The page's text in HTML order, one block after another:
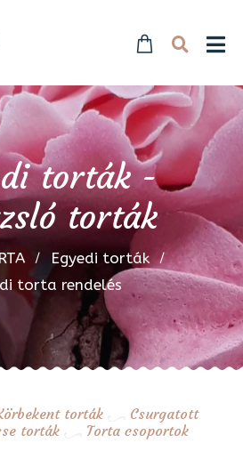
torták -
torták
Egyedi torták
torta rendelés
torták
Csurgatott
torták Torta csoportok